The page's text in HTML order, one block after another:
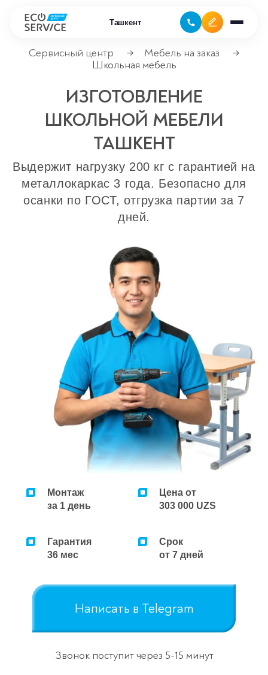
Ташкент
Ремонт климатической техники
Ремонт компьютерной техники
Ремонт крупно бытовой техники
Ремонт цифровой техники
Ремонт микроволновок
Ремонт парогенераторов
Ремонт пылесосов
Сервисный центр → Мебель на заказ
→
Школьная мебель
ИЗГОТОВЛЕНИЕ
ШКОЛЬНОЙ МЕБЕЛИ
ТАШКЕНТ
Выдержит нагрузку 200 кг с гарантией на
металлокаркас 3 года. Безопасно для
осанки по ГОСТ, отгрузка партии за 7
дней.
Монтаж
за 1 день
Цена от
303 000 UZS
Гарантия
36 мес
Срок
от 7 дней
Написать в Telegram
Звонок поступит через 5-15 минут